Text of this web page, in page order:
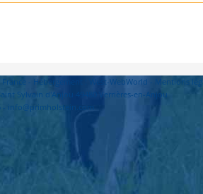
- Hébergement : West-WebWorld - Mentions
Sylvain d'Anjou 49480 Verrières-en-Anjou
- info@primholstein.com